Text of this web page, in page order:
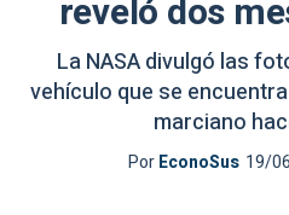
reveló dos
La NASA divulgó las
vehículo que se
marciano
PorEconoSus 19/